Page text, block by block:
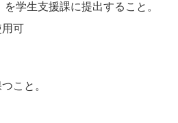
学生支援課に提出すること。
用可
こと。